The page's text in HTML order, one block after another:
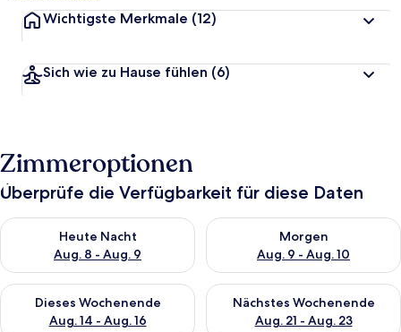
Wichtigste Merkmale (12)
Sich wie zu Hause fühlen (6)
Zimmeroptionen
Überprüfe die Verfügbarkeit für diese Daten
Heute Nacht
Aug. 8 - Aug. 9
Überprüfe die Verfügbarkeit für heute Nacht, Aug. 8 - Aug. 9.
Morgen
Aug. 9 - Aug. 10
Überprüfe die Verfügbarkeit
Dieses Wochenende
Aug. 14 - Aug. 16
Überprüfe die Verfügbarkeit für dieses Wochenende, Aug. 14
Nächstes Wochenende
Aug. 21 - Aug. 23
Überprüfe die Verfügbarkeit